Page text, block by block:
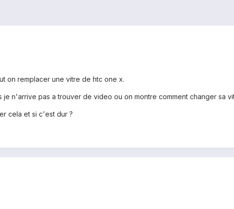
on remplacer une vitre de htc one x.
je n'arrive pas a trouver de video ou on montre comment changer sa
cela et si c'est dur ?